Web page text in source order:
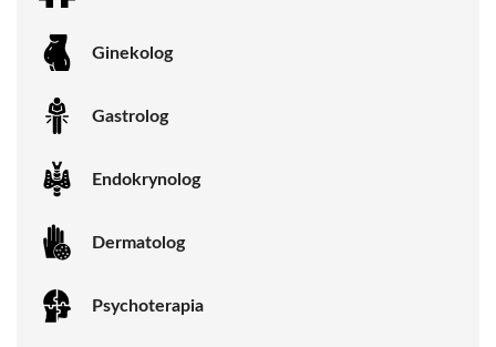
Ginekolog
Gastrolog
Endokrynolog
Dermatolog
Psychoterapia